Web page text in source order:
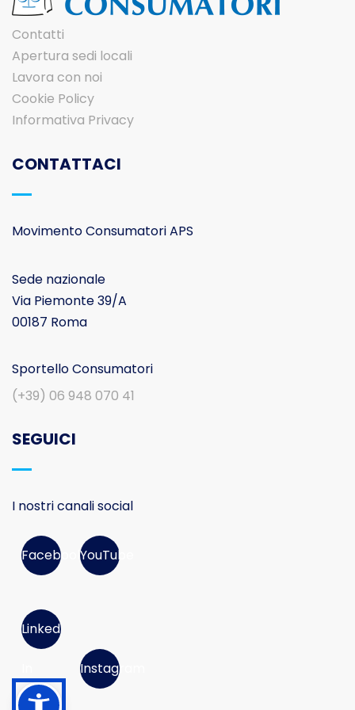
Contatti
Apertura sedi locali
Lavora con noi
Cookie Policy
Informativa Privacy
CONTATTACI
Movimento Consumatori APS
Sede nazionale
Via Piemonte 39/A
00187 Roma
Sportello Consumatori
(+39) 06 948 070 41
SEGUICI
I nostri canali social
FacebookYouTube
Linked
Instagram